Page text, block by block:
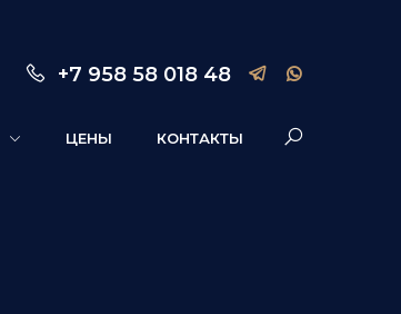
+7 958 58 018 48
ЦЕНЫ КОНТАКТЫ